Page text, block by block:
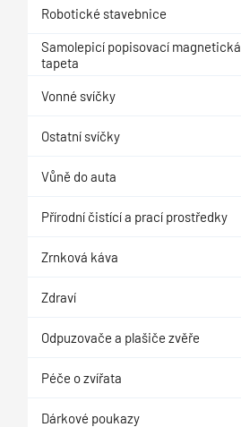
Robotické stavebnice
Samolepicí popisovací magnetická
tapeta
Vonné svíčky
Ostatní svíčky
Vůně do auta
Přírodní čistící a prací prostředky
Zrnková káva
Zdraví
Odpuzovače a plašiče zvěře
Péče o zvířata
Dárkové poukazy